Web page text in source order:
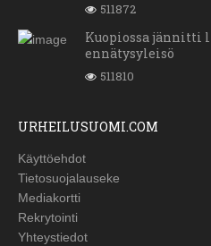
511872
Kuopiossa jännitti
ennätysyleisö
511810
URHEILUSUOMI.COM
Käyttöehdot
Tietosuojalauseke
Mediakortti
Rekrytointi
Yhteystiedot